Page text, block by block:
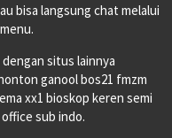
bisa langsung chat melalui
dengan situs lainnya
ganool bos21 fmzm
xx1 bioskop keren semi
sub indo.